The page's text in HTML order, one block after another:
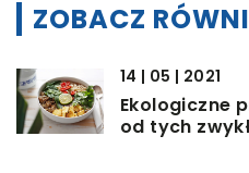
ZOBACZ
14 | 05 | 2021
Ekologiczne
od tych